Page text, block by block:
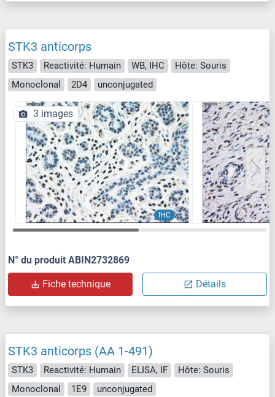
STK3 anticorps
STK3 Reactivité: Humain WB, IHC
Hôte: Souris
Monoclonal
2D4 unconjugated
IHC
3 images
N° du produit ABIN2732869
Fiche technique Détails
STK3 anticorps (AA 1-491)
STK3 Reactivité: Humain ELISA, IF
Hôte: Souris
Monoclonal
1E9 unconjugated